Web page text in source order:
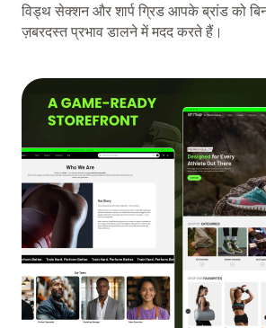
विड्थ सेक्शन और शार्प ग्रिड आपके ब्रांड को
ज़बरदस्त प्रभाव डालने में मदद करते हैं।